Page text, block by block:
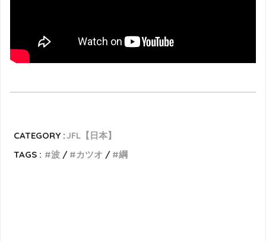
CATEGORY :JFL【日本】
TAGS :
波 カツオ 綱